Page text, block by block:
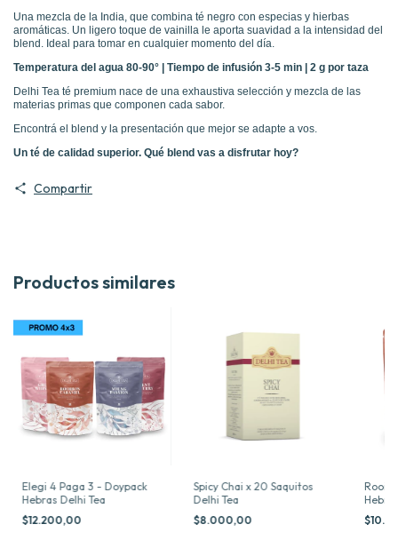
Una mezcla de la India, que combina té negro con especias y hierbas
aromáticas. Un ligero toque de vainilla le aporta suavidad a la intensidad del
blend. Ideal para tomar en cualquier momento del día.
Temperatura del agua 80-90° | Tiempo de infusión 3-5 min | 2 g por taza
Delhi Tea té premium nace de una exhaustiva selección y mezcla de las
materias primas que componen cada sabor.
Encontrá el blend y la presentación que mejor se adapte a vos.
Un té de calidad superior. Qué blend vas a disfrutar hoy?
Compartir
Productos similares
Elegi 4 Paga 3 - Doypack
Hebras Delhi Tea
$12.200,00
Spicy Chai x 20 Saquitos
Delhi Tea
$8.000,00